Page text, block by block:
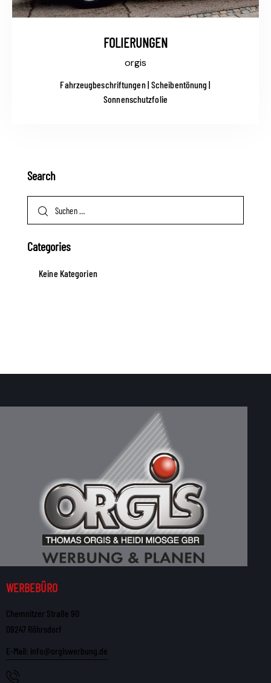
FOLIERUNGEN
orgis
Fahrzeugbeschriftungen | Scheibentönung |
Sonnenschutzfolie
Search
Categories
Keine Kategorien
WERBEBÜRO
Chemnitzer Straße 90
09247 Röhrsdorf
E-Mail: info@orgiswerbung.de